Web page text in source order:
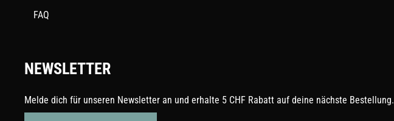
FAQ
NEWSLETTER
Melde dich für unseren Newsletter an und erhalte 5 CHF Rabatt auf deine nächste Bestellung.